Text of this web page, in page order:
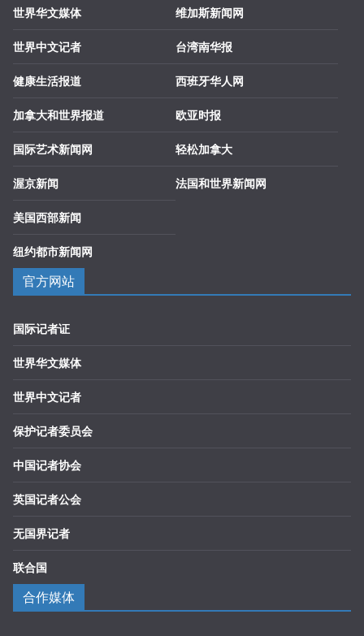
世界华文媒体
世界中文记者
健康生活报道
加拿大和世界报道
国际艺术新闻网
渥京新闻
美国西部新闻
纽约都市新闻网
维加斯新闻网
台湾南华报
西班牙华人网
欧亚时报
轻松加拿大
法国和世界新闻网
官方网站
国际记者证
世界华文媒体
世界中文记者
保护记者委员会
中国记者协会
英国记者公会
无国界记者
联合国
合作媒体